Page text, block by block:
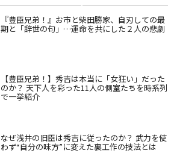
『豊臣兄弟！』お市と柴田勝家、自刃しての最
期と「辞世の句」…運命を共にした２人の悲劇
【豊臣兄弟！】秀吉は本当に「女狂い」だった
のか？ 天下人を彩った11人の側室たちを時系列
で一挙紹介
なぜ浅井の旧臣は秀吉に従ったのか？ 武力を使
わず“自分の味方”に変えた裏工作の技法とは